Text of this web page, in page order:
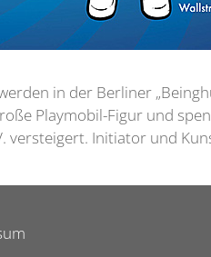
in der Berliner
Playmobil-Figur und
versteigert. Initiator und